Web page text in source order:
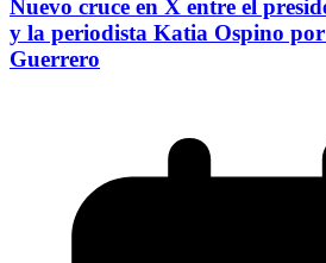
Nuevo cruce en X entre el
y la periodista Katia Ospino
Guerrero